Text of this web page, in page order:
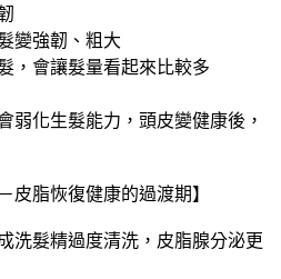
強韌、粗大
會讓髮量看起來比較多
化生髮能力，頭皮變健康後，
脂恢復健康的過渡期】
髮精過度清洗，皮脂腺分泌更